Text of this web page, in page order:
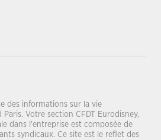
des informations sur la vie
Votre section CFDT Eurodisney,
dans l'entreprise est composée de
syndicaux. Ce site est le reflet des